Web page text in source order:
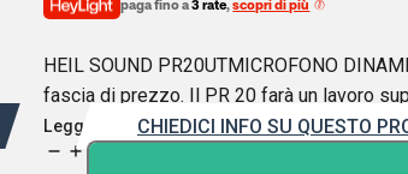
paga fino a3 rate,scopri di più
HEIL SOUND PR20UTMICROFONO
fascia di prezzo. Il PR 20 farà un lavoro
Leggi di più CHIEDICI INFO SU QUESTO
HEIL